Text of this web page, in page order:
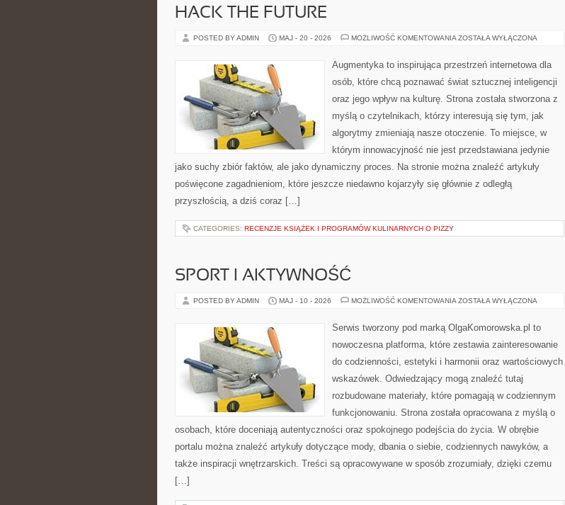
HACK THE FUTURE
POSTED BY ADMIN MAJ - 20 - 2026 MOŻLIWOŚĆ KOMENTOWANIA HACK
ZOSTAŁA WYŁĄCZONA
Augmentyka to inspirująca przestrzeń internetowa dla
osób, które chcą poznawać świat sztucznej inteligencji
oraz jego wpływ na kulturę. Strona została stworzona z
myślą o czytelnikach, którzy interesują się tym, jak
algorytmy zmieniają nasze otoczenie. To miejsce, w
którym innowacyjność nie jest przedstawiana jedynie
jako suchy zbiór faktów, ale jako dynamiczny proces. Na stronie można znaleźć artykuły
poświęcone zagadnieniom, które jeszcze niedawno kojarzyły się głównie z odległą
przyszłością, a dziś coraz […]
CATEGORIES: RECENZJE KSIĄŻEK I PROGRAMÓW KULINARNYCH O PIZZY
SPORT I AKTYWNOŚĆ
POSTED BY ADMIN MAJ - 10 - 2026 MOŻLIWOŚĆ KOMENTOWANIA SPORT
ZOSTAŁA WYŁĄCZONA
Serwis tworzony pod marką OlgaKomorowska.pl to
nowoczesna platforma, które zestawia zainteresowanie
do codzienności, estetyki i harmonii oraz wartościowych
wskazówek. Odwiedzający mogą znaleźć tutaj
rozbudowane materiały, które pomagają w codziennym
funkcjonowaniu. Strona została opracowana z myślą o
osobach, które doceniają autentyczności oraz spokojnego podejścia do życia. W obrębie
portalu można znaleźć artykuły dotyczące mody, dbania o siebie, codziennych nawyków, a
także inspiracji wnętrzarskich. Treści są opracowywane w sposób zrozumiały, dzięki czemu
[…]